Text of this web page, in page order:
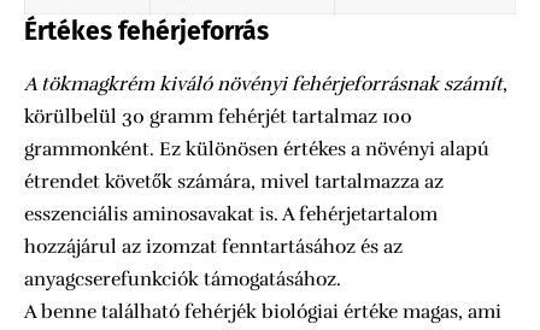
Értékes fehérjeforrás
A tökmagkrém kiváló növényi fehérjeforrásnak számít,
körülbelül 30 gramm fehérjét tartalmaz 100
grammonként. Ez különösen értékes a növényi alapú
étrendet követők számára, mivel tartalmazza az
esszenciális aminosavakat is. A fehérjetartalom
hozzájárul az izomzat fenntartásához és az
anyagcserefunkciók támogatásához.
A benne található fehérjék biológiai értéke magas, ami